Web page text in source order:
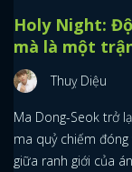
Holy Night:
mà là một
Thuỵ Diệu
Ma Dong-Seok trở
ma quỷ chiếm
giữa ranh giới của